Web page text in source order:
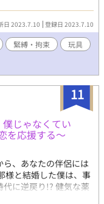
雌豚のようにだらしな
んな見た目と中身が全
ーで偶然出会ってしま
者で眼鏡美人系ドM
。 ムーンライトノベ
日 2023.7.10 登録日 2023.7.10
緊縛・拘束
玩具
11
僕じゃなくてい
を応援する〜
、あなたの伴侶には
様と結婚した僕は、事
に逆戻り!? 健気な薬
の死に戻りBL。 あら